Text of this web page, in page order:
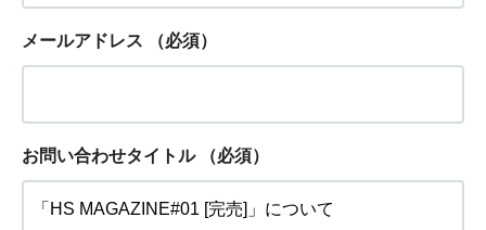
メールアドレス （必須）
お問い合わせタイトル （必須）